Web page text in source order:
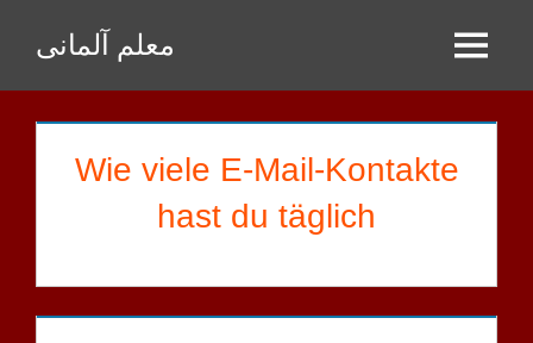
Inhalt
springen
معلم آلمانی Menu
Wie viele E-Mail-Kontakte
hast du täglich